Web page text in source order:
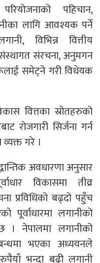
पहिचान,
लागि आवश्यक पर्ने
विभिन्न वित्तीय
संरचना, अनुमगन
समेट्ने गरी विधेयक
वित्तका स्रोतहरुको
रोजगारी सिर्जना गर्न
गरे ।
अवधारणा अनुसार
विकासमा तीव्र
प्रविधिको बढ्दो पहुँच
पूर्वाधारमा लगानीको
नेपालमा लगानीको
भएका अध्ययनले
भन्दा बढी लगानी